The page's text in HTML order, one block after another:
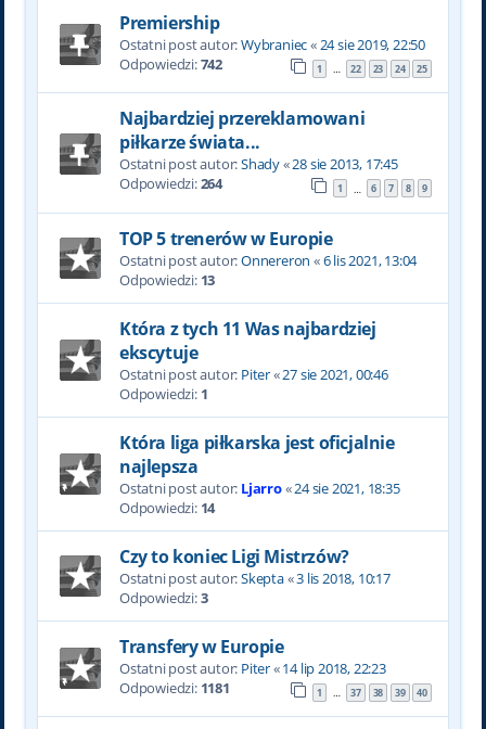
Premiership
Ostatni post autor:Wybraniec«24 sie 2019, 22:50
Odpowiedzi:742 1 … 22 23 24 25
Najbardziej przereklamowani
piłkarze świata...
Ostatni post autor:Shady«28 sie 2013, 17:45
Odpowiedzi:264 1 … 6 7 8 9
TOP 5 trenerów w Europie
Ostatni post autor:Onnereron «6 lis 2021, 13:04
Odpowiedzi: 13
Która z tych 11 Was najbardziej
ekscytuje
Ostatni post autor: Piter«27 sie 2021, 00:46
Odpowiedzi: 1
Która liga piłkarska jest oficjalnie
najlepsza
Ostatni post autor: Ljarro«24 sie 2021, 18:35
Odpowiedzi: 14
Czy to koniec Ligi Mistrzów?
Ostatni post autor:Skepta«3 lis 2018, 10:17
Odpowiedzi:3
Transfery w Europie
Ostatni post autor: Piter«14 lip 2018, 22:23
Odpowiedzi: 1181 1 … 37 38 39 40